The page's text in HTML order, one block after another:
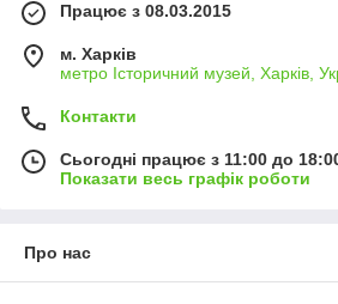
Працює з 08.03.2015
м. Харків
метро Історичний музей, Харків,
Контакти
Сьогодні працює з 11:00 до
Показати весь графік роботи
Про нас